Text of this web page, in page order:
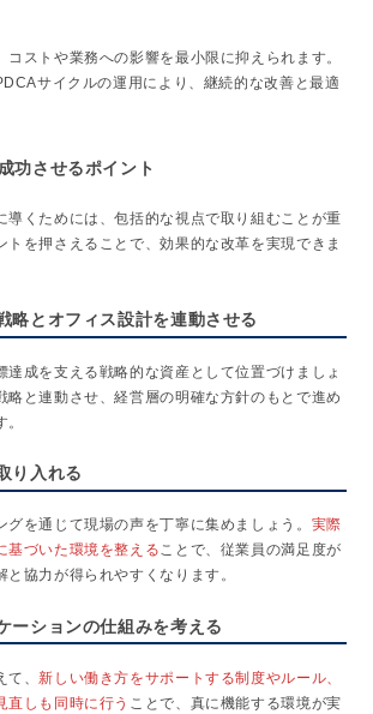
コストや業務への影響を最小限に抑えられます。
サイクルの運用により、継続的な改善と最適
功させるポイント
導くためには、包括的な視点で取り組むことが重
トを押さえることで、効果的な改革を実現できま
略とオフィス設計を連動させる
達成を支える戦略的な資産として位置づけましょ
略と連動させ、経営層の明確な方針のもとで進め
り入れる
グを通じて現場の声を丁寧に集めましょう。 実際
基づいた環境を整えることで、従業員の満足度が
協力が得られやすくなります。
ーションの仕組みを考える
て、新しい働き方をサポートする制度やルール、
直しも同時に行う ことで、真に機能する環境が実